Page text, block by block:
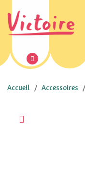
Accueil Accessoires